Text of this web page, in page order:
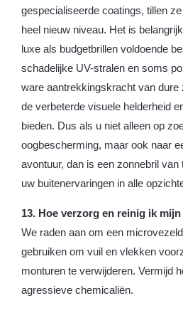
gespecialiseerde coatings, tillen
heel nieuw niveau. Het is
luxe als budgetbrillen voldoende
schadelijke UV-stralen en soms
ware aantrekkingskracht van dure
de verbeterde visuele helderheid
bieden. Dus als u niet alleen op
oogbescherming, maar ook naar
avontuur, dan is een zonnebril
uw buitenervaringen in alle
13. Hoe verzorg en reinig ik
We raden aan om een
gebruiken om vuil en vlekken
monturen te verwijderen. Vermijd
agressieve chemicaliën.